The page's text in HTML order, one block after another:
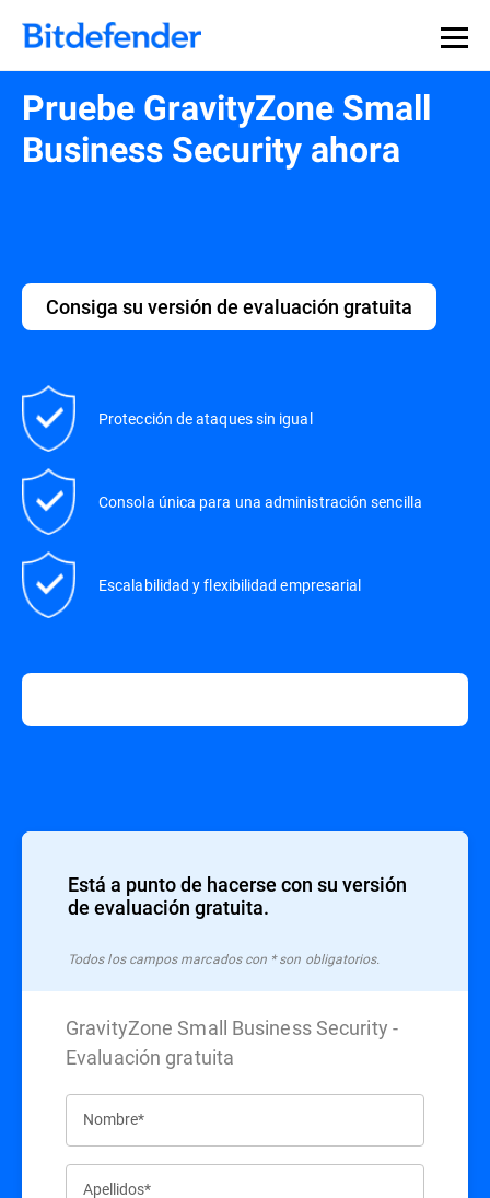
Pruebe GravityZone Small
Business Security ahora
Consiga su versión de evaluación gratuita
Protección de ataques sin igual
Consola única para una administración sencilla
Escalabilidad y flexibilidad empresarial
Está a punto de hacerse con su versión
de evaluación gratuita.
Todos los campos marcados con * son obligatorios.
GravityZone Small Business Security -
Evaluación gratuita
Nombre*
Apellidos*